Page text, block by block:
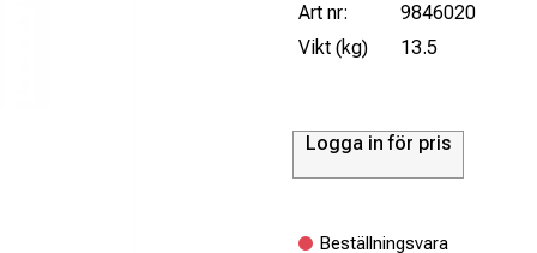
Art nr:
9846020
Vikt (kg)
13.5
Logga in för pris
Beställningsvara